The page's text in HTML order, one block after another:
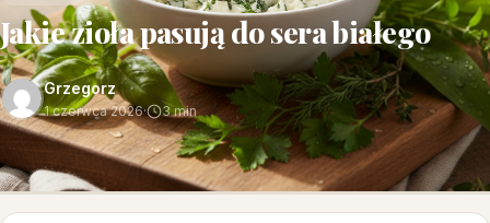
Jakie zioła pasują do sera białego
Grzegorz
1 czerwca 2026· 3 min